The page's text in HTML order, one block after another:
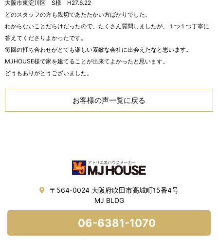
大阪市東淀川区 S様 H27.6.22
どのスタッフの方も親切であたたかい方ばかりでした。
わからないことだらけだったので、たくさん質問しましたが、１つ１つ丁寧に
答えてくださりよかったです。
毎回の打ち合わせがとても楽しい素敵な会社に出会えたなと思います。
MJHOUSE様で家を建てることが出来てよかったと思います。
どうもありがとうございました。
お客様の声一覧に戻る
〒564-0024 大阪府吹田市高城町15番4号
MJ BLDG
06-6381-1070